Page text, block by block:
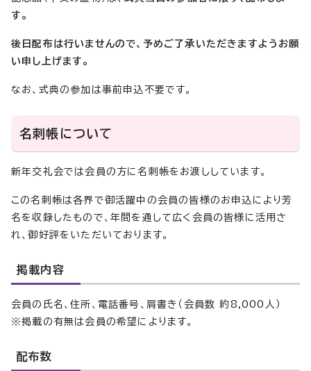
す。
後日配布は行いませんので、予めご了承いただきますようお願
い申し上げます。
なお、式典の参加は事前申込不要です。
名刺帳について
新年交礼会では会員の方に名刺帳をお渡ししています。
この名刺帳は各界で御活躍中の会員の皆様のお申込により芳
名を収録したもので、年間を通して広く会員の皆様に活用さ
れ、御好評をいただいております。
掲載内容
会員の氏名、住所、電話番号、肩書き（会員数 約8,000人）
※掲載の有無は会員の希望によります。
配布数